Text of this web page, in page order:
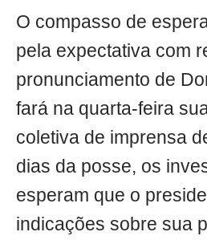
O compasso de
pela expectativa com
pronunciamento de
fará na quarta-feira
coletiva de imprensa
dias da posse, os
esperam que o
indicações sobre sua